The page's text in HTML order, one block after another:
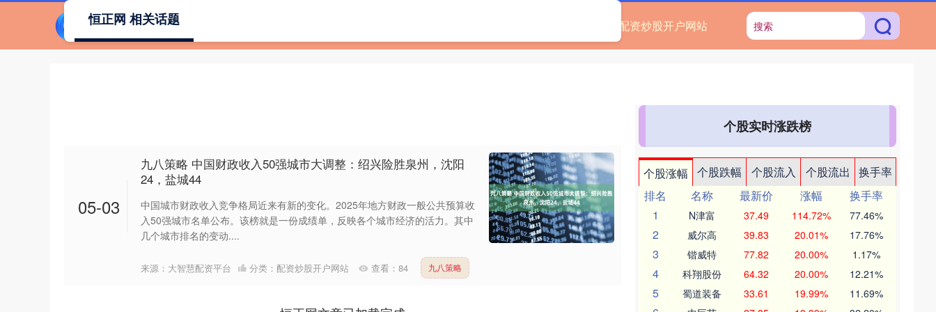
配资炒股开户网站
恒正网 相关话题
05-03
九八策略 中国财政收入50强城市大调整：绍兴险胜泉州，沈阳
24，盐城44
中国城市财政收入竞争格局近来有新的变化。2025年地方财政一般公共预算收
入50强城市名单公布。该榜就是一份成绩单，反映各个城市经济的活力。其中
几个城市排名的变动....
来源：大智慧配资平台 分类： 配资炒股开户网站 查看： 84 九八策略
个股实时涨跌榜
个股涨幅 个股跌幅 个股流入 个股流出
换手率
排名
名称 最新价 涨幅
换手率
1
N津富 37.49 114.72% 77.46%
2 威尔高 39.83 20.01% 17.76%
3 锴威特 77.82 20.00% 1.17%
4 科翔股份 64.32 20.00% 12.21%
5 蜀道装备 33.61 19.99% 11.69%